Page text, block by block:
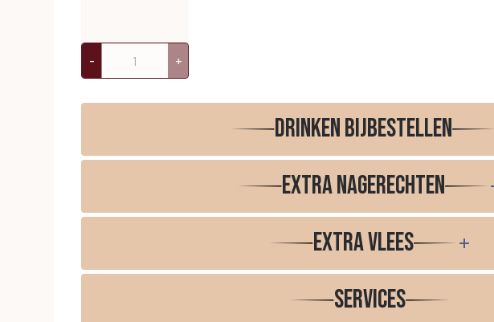
- +
Drinken bijbestellen
Extra nagerechten
Extra vlees
Services